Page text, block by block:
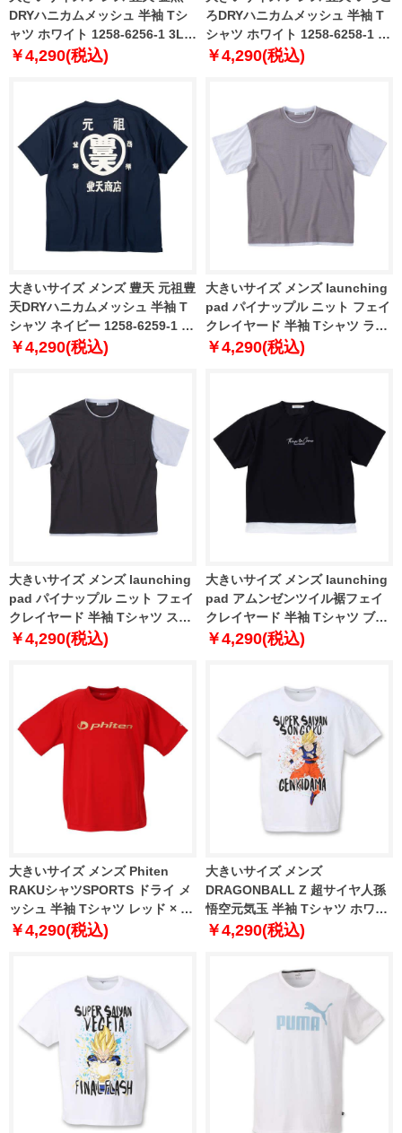
DRYハニカムメッシュ 半袖 Tシ
ャツ ホワイト 1258-6256-1 3L
4L 5L 6L 7L 8L
￥4,290(税込)
ろDRYハニカムメッシュ 半袖 T
シャツ ホワイト 1258-6258-1 3L
4L 5L 6L 7L 8L
￥4,290(税込)
大きいサイズ メンズ 豊天 元祖豊
天DRYハニカムメッシュ 半袖 T
シャツ ネイビー 1258-6259-1 3L
4L 5L 6L 7L 8L
￥4,290(税込)
大きいサイズ メンズ launching
pad パイナップル ニット フェイ
クレイヤード 半袖 Tシャツ ライ
トグレージュ × ホワイト 1258-
￥4,290(税込)
大きいサイズ メンズ launching
pad パイナップル ニット フェイ
クレイヤード 半袖 Tシャツ スミ
クロ × ホワイト 1258-4250-2 3L
￥4,290(税込)
大きいサイズ メンズ launching
pad アムンゼンツイル裾フェイ
クレイヤード 半袖 Tシャツ ブラ
ック × ホワイト 1258-4251-2 3L
￥4,290(税込)
大きいサイズ メンズ Phiten
RAKUシャツSPORTS ドライ メ
ッシュ 半袖 Tシャツ レッド × ゴ
ールド 1278-2228-4 3L 4L 5L
￥4,290(税込)
大きいサイズ メンズ
DRAGONBALL Z 超サイヤ人孫
悟空元気玉 半袖 Tシャツ ホワイ
ト 1278-0243-1 3L 4L 5L 6L
￥4,290(税込)